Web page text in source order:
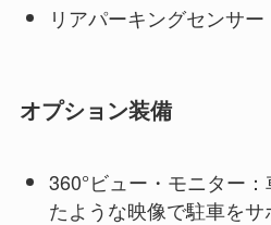
リアパーキングセンサー
オプション装備
360°ビュー・モニター
たような映像で駐車をサ